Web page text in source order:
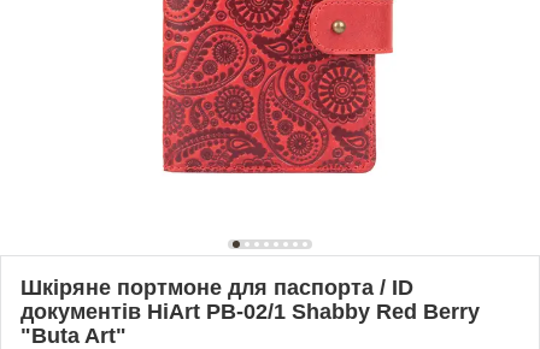
Шкіряне портмоне для паспорта / ID
документів HiArt PB-02/1 Shabby Red Berry
"Buta Art"